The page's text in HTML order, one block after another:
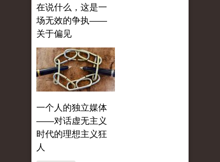
在说什么，这是一
场无效的争执——
关于偏见
一个人的独立媒体
——对话虚无主义
时代的理想主义狂
人